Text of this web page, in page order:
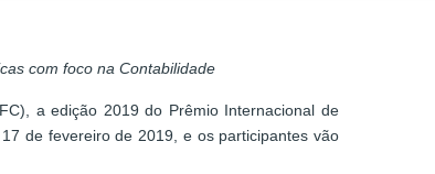
com foco na Contabilidade
a edição 2019 do Prêmio Internacional de
de fevereiro de 2019, e os participantes vão